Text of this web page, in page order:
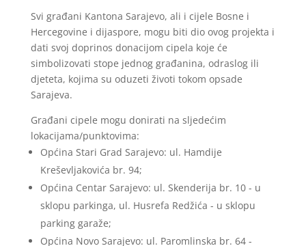
Svi građani Kantona Sarajevo, ali i cijele Bosne i
Hercegovine i dijaspore, mogu biti dio ovog projekta i
dati svoj doprinos donacijom cipela koje će
simbolizovati stope jednog građanina, odraslog ili
djeteta, kojima su oduzeti životi tokom opsade
Sarajeva.
Građani cipele mogu donirati na sljedećim
lokacijama/punktovima:
Općina Stari Grad Sarajevo: ul. Hamdije
Kreševljakovića br. 94;
Općina Centar Sarajevo: ul. Skenderija br. 10 - u
sklopu parkinga, ul. Husrefa Redžića - u sklopu
parking garaže;
Općina Novo Sarajevo: ul. Paromlinska br. 64 -